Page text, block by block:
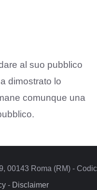
al suo pubblico
dimostrato lo
comunque una
00143 Roma (RM) -
- Disclaimer